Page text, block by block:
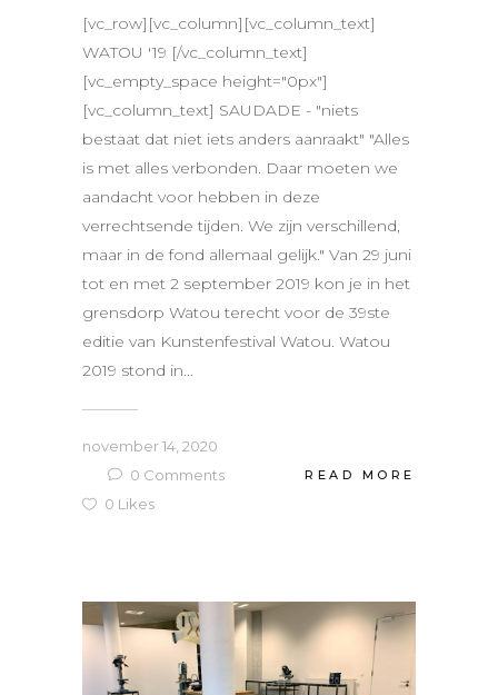
[vc_row][vc_column][vc_column_text]
WATOU '19 [/vc_column_text]
[vc_empty_space height="0px"]
[vc_column_text] SAUDADE - "niets
bestaat dat niet iets anders aanraakt" "Alles
is met alles verbonden. Daar moeten we
aandacht voor hebben in deze
verrechtsende tijden. We zijn verschillend,
maar in de fond allemaal gelijk." Van 29 juni
tot en met 2 september 2019 kon je in het
grensdorp Watou terecht voor de 39ste
editie van Kunstenfestival Watou. Watou
2019 stond in...
november 14, 2020
0 Comments
0 Likes
READ MORE